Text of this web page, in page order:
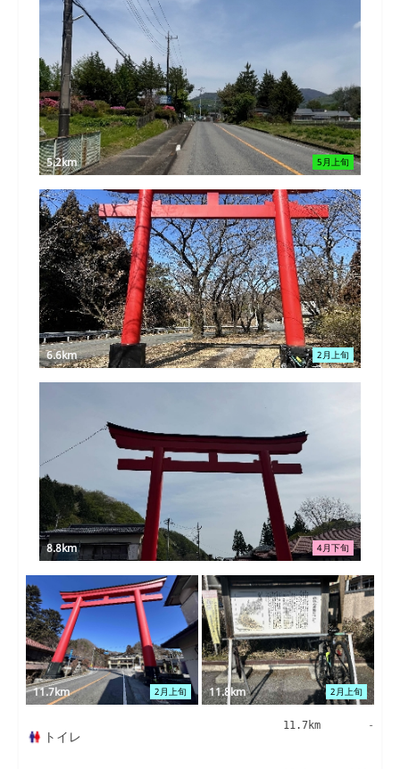
5月上旬
5.2km
2月上旬
6.6km
4月下旬
8.8km
2月上旬
11.7km 2月上旬
11.8km
トイレ
11.7km -